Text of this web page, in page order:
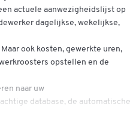
actuele aanwezigheidslijst op
dagelijkse, wekelijkse,
ook kosten, gewerkte uren,
opstellen en de
naar uw
database, de automatische